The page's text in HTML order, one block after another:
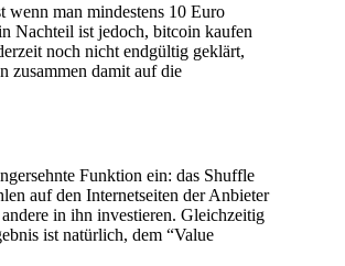
wenn man mindestens 10 Euro
Nachteil ist jedoch, bitcoin kaufen
noch nicht endgültig geklärt,
zusammen damit auf die
Funktion ein: das Shuffle
auf den Internetseiten der Anbieter
in ihn investieren. Gleichzeitig
ist natürlich, dem “Value